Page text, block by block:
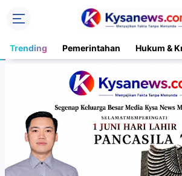
Trending Pemerintahan Hukum &